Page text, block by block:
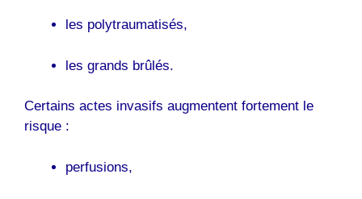
les polytraumatisés,
les grands brûlés.
Certains actes invasifs augmentent fortement le
risque :
perfusions,